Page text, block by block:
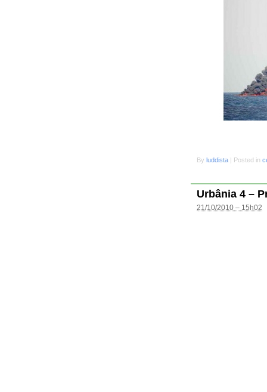
By luddista | Posted in
Urbânia 4 –
21/10/2010 – 15h02